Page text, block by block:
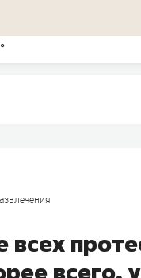
всех
всего,